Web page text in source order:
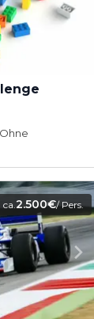
Ohne
ca.2.500€/ Pers.